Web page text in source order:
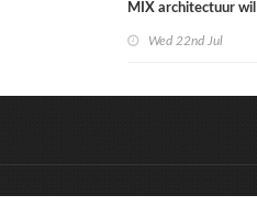
MIX architectuur wil
Wed 22nd Jul